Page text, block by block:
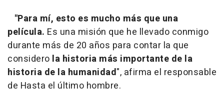
"Para mí, esto es mucho más que una
película. Es una misión que he llevado conmigo
durante más de 20 años para contar la que
considero la historia más importante de la
historia de la humanidad", afirma el responsable
de Hasta el último hombre.